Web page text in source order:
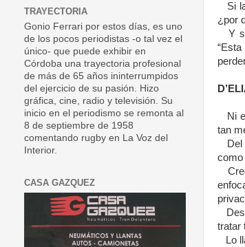
Si
¿por
Y
Ni
tan
como
tratar
Lo
TRAYECTORIA
Gonio Ferrari por estos días, es uno
de los pocos periodistas -o tal vez el
único- que puede exhibir en
Córdoba una trayectoria profesional
de más de 65 años ininterrumpidos
del ejercicio de su pasión. Hizo
gráfica, cine, radio y televisión. Su
inicio en el periodismo se remonta al
8 de septiembre de 1958
comentando rugby en La Voz del
Interior.
CASA GAZQUEZ